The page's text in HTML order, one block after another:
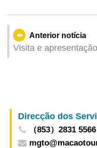
Anterior notícia
Visita e
Secretário para a
da frente durante
Direcção dos
（853）2831 5566